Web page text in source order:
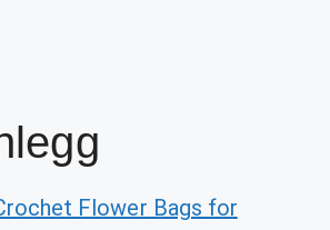
Flower Bags for